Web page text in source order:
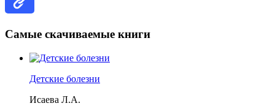
Самые скачиваемые книги
Детские болезни
Исаева Л.А.